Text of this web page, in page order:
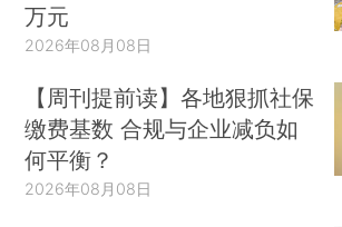
万元
2026年08月08日
【周刊提前读】各地狠抓社保
缴费基数 合规与企业减负如
何平衡？
2026年08月08日